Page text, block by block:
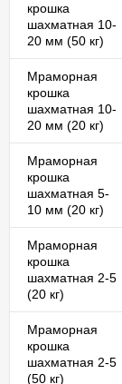
крошка
шахматная 10-
20 мм (50 кг)
Мраморная
крошка
шахматная 10-
20 мм (20 кг)
Мраморная
крошка
шахматная 5-
10 мм (20 кг)
Мраморная
крошка
шахматная 2-5
(20 кг)
Мраморная
крошка
шахматная 2-5
(50 кг)